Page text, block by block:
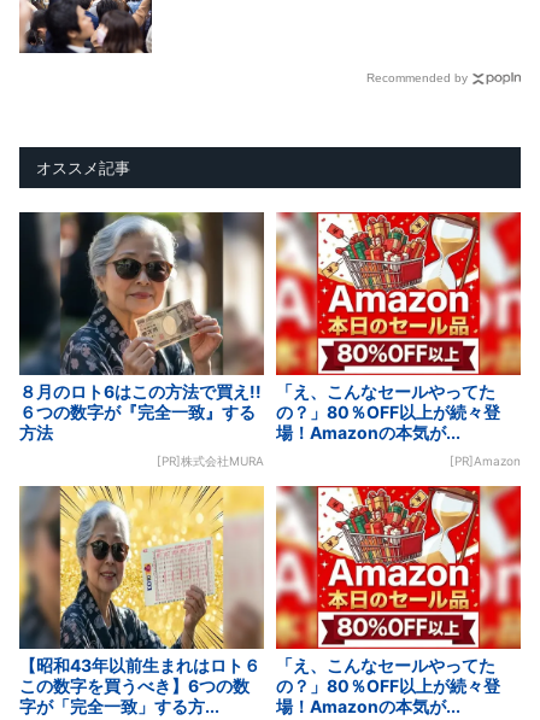
Recommended by
オススメ記事
８月のロト6はこの方法で買え!!
６つの数字が『完全一致』する
方法
[PR]株式会社MURA
「え、こんなセールやってた
の？」80％OFF以上が続々登
場！Amazonの本気が...
[PR]Amazon
【昭和43年以前生まれはロト６
この数字を買うべき】6つの数
字が「完全一致」する方...
「え、こんなセールやってた
の？」80％OFF以上が続々登
場！Amazonの本気が...